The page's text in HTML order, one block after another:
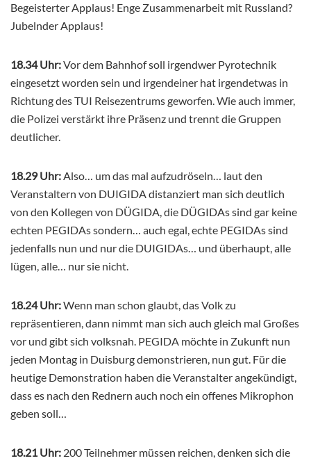
Begeisterter Applaus! Enge Zusammenarbeit mit Russland?
Jubelnder Applaus!
18.34 Uhr:Vor dem Bahnhof soll irgendwer Pyrotechnik
eingesetzt worden sein und irgendeiner hat irgendetwas in
Richtung des TUI Reisezentrums geworfen. Wie auch immer,
die Polizei verstärkt ihre Präsenz und trennt die Gruppen
deutlicher.
18.29 Uhr:Also… um das mal aufzudröseln… laut den
Veranstaltern von DUIGIDA distanziert man sich deutlich
von den Kollegen von DÜGIDA, die DÜGIDAs sind gar keine
echten PEGIDAs sondern… auch egal, echte PEGIDAs sind
jedenfalls nun und nur die DUIGIDAs… und überhaupt, alle
lügen, alle… nur sie nicht.
18.24 Uhr:Wenn man schon glaubt, das Volk zu
repräsentieren, dann nimmt man sich auch gleich mal Großes
vor und gibt sich volksnah. PEGIDA möchte in Zukunft nun
jeden Montag in Duisburg demonstrieren, nun gut. Für die
heutige Demonstration haben die Veranstalter angekündigt,
dass es nach den Rednern auch noch ein offenes Mikrophon
geben soll…
18.21 Uhr: 200 Teilnehmer müssen reichen, denken sich die